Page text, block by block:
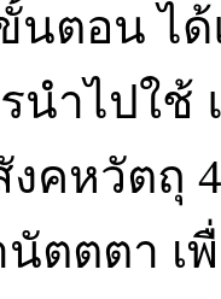
นตอน ไ
นำไปใช้
คหวัตถุ
ตตตา เ